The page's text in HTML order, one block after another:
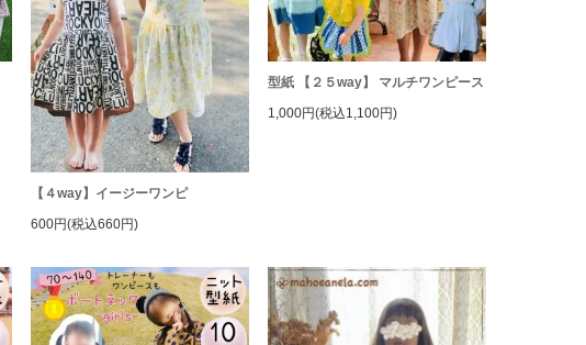
【４way】イージーワンピ
600円(税込660円)
型紙 【２５way】 マルチワンピース
1,000円(税込1,100円)